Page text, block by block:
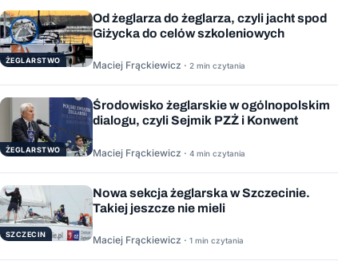
ŻEGLARSTWO
Od żeglarza do żeglarza, czyli jacht spod
Giżycka do celów szkoleniowych
Maciej Frąckiewicz · 2 min czytania
ŻEGLARSTWO
Środowisko żeglarskie w ogólnopolskim
dialogu, czyli Sejmik PZŻ i Konwent
Maciej Frąckiewicz · 4 min czytania
SZCZECIN
Nowa sekcja żeglarska w Szczecinie.
Takiej jeszcze nie mieli
Maciej Frąckiewicz · 1 min czytania